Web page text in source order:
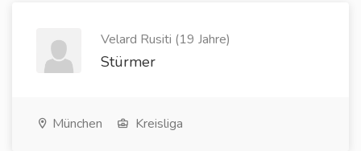
Velard Rusiti (19 Jahre)
Stürmer
München Kreisliga